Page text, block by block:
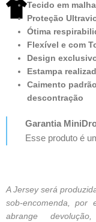
Tecido em
Proteção
Ótima
Flexível e com
Design
Estampa
Caimento
descontração
Garantia
Esse produto é
A Jersey será
sob-encomenda,
abrange